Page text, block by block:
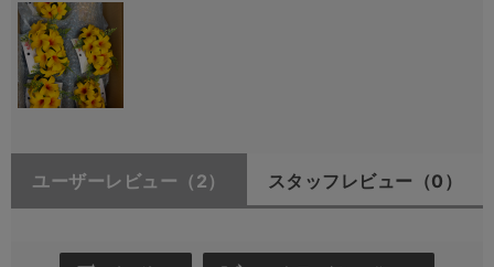
ユーザーレビュー （2） スタッフレビュー （0）